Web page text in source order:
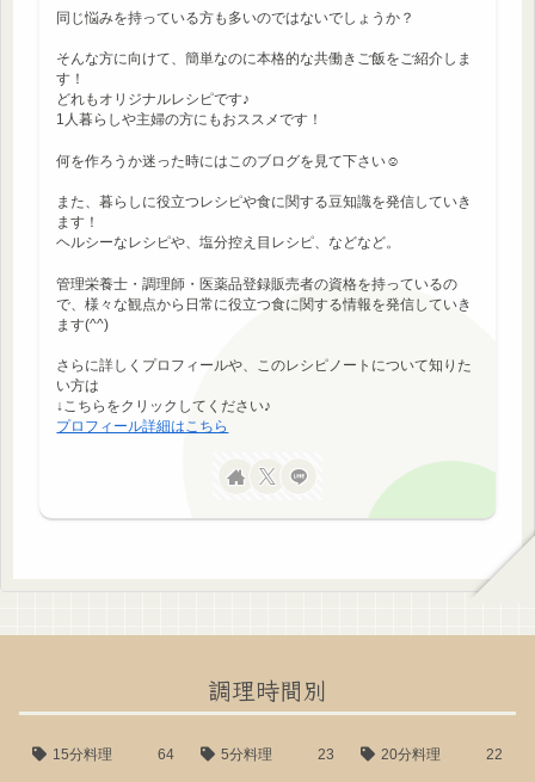
同じ悩みを持っている方も多いのではないでしょうか？
そんな方に向けて、簡単なのに本格的な共働きご飯をご紹介しま
す！
どれもオリジナルレシピです♪
1人暮らしや主婦の方にもおススメです！
何を作ろうか迷った時にはこのブログを見て下さい☺
また、暮らしに役立つレシピや食に関する豆知識を発信していき
ます！
ヘルシーなレシピや、塩分控え目レシピ、などなど。
管理栄養士・調理師・医薬品登録販売者の資格を持っているの
で、様々な観点から日常に役立つ食に関する情報を発信していき
ます(^^)
さらに詳しくプロフィールや、このレシピノートについて知りた
い方は
↓こちらをクリックしてください♪
プロフィール詳細はこちら
調理時間別
15分料理 64 5分料理 23 20分料理 22